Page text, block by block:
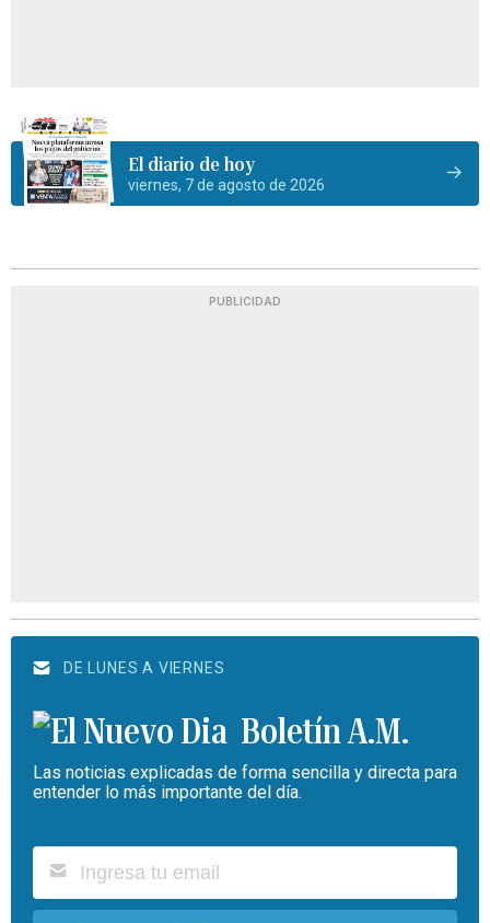
El diario de hoy
viernes, 7 de agosto de 2026
PUBLICIDAD
DE LUNES A VIERNES
Boletín A.M.
Las noticias explicadas de forma sencilla y directa para
entender lo más importante del día.